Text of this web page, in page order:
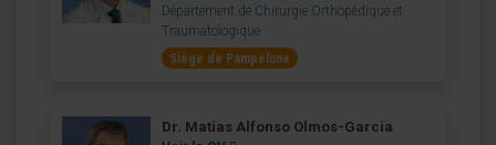
Département de Chirurgie Orthopédique et
Traumatologique
Siège de Pampelune
Dr. Matías Alfonso Olmos-García